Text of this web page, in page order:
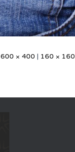
600 × 400 | 160 × 160